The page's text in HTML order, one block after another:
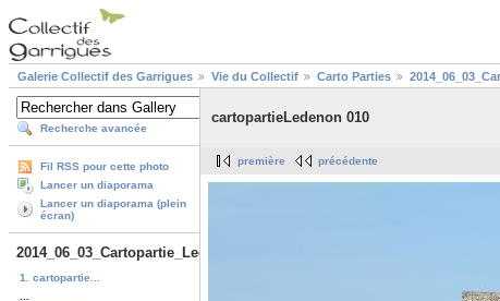
Galerie Collectif des Garrigues Vie du Collectif Carto Parties
Recherche avancée
Fil RSS pour cette photo
Lancer un diaporama
Lancer un diaporama (plein
écran)
2014_06_03_Cartopartie_Ledenon
1. cartopartie...
cartopartieLedenon 010
première précédente